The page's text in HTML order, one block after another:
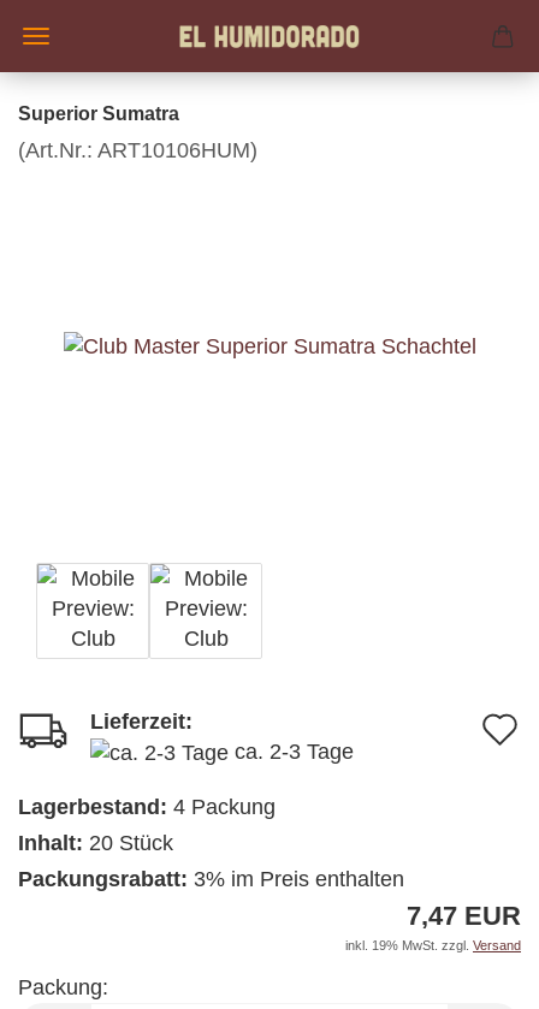
Superior Sumatra
(Art.Nr.: ART10106HUM)
Lieferzeit:
ca. 2-3 Tage
Lagerbestand: 4 Packung
Inhalt: 20 Stück
Packungsrabatt: 3% im Preis enthalten
7,47 EUR
inkl. 19% MwSt. zzgl. Versand
Packung: